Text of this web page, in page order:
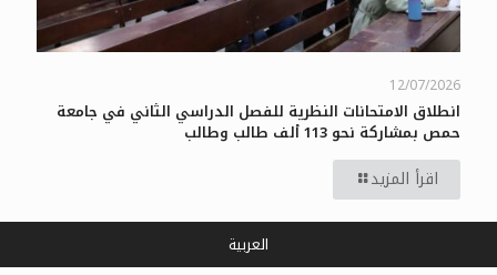
12/07/2026
انطلاق الامتحانات النظرية للفصل الدراسي الثاني في جامعة
حمص بمشاركة نحو 113 ألف طالب وطالب
اقرأ المزيد
العربية